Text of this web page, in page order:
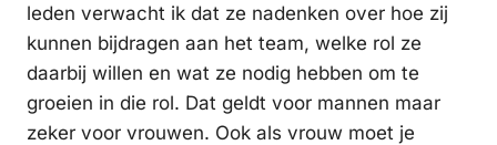
leden verwacht ik dat ze nadenken over hoe zij
kunnen bijdragen aan het team, welke rol ze
daarbij willen en wat ze nodig hebben om te
groeien in die rol. Dat geldt voor mannen maar
zeker voor vrouwen. Ook als vrouw moet je